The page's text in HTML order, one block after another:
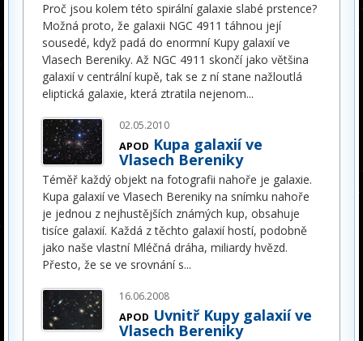
Proč jsou kolem této spirální galaxie slabé prstence?
Možná proto, že galaxii NGC 4911 táhnou její
sousedé, když padá do enormní Kupy galaxií ve
Vlasech Bereniky. Až NGC 4911 skončí jako většina
galaxií v centrální kupě, tak se z ní stane nažloutlá
eliptická galaxie, která ztratila nejenom...
02.05.2010
APOD Kupa galaxií ve
Vlasech Bereniky
Téměř každý objekt na fotografii nahoře je galaxie.
Kupa galaxií ve Vlasech Bereniky na snímku nahoře
je jednou z nejhustějších známých kup, obsahuje
tisíce galaxií. Každá z těchto galaxií hostí, podobně
jako naše vlastní Mléčná dráha, miliardy hvězd.
Přesto, že se ve srovnání s...
16.06.2008
APOD Uvnitř Kupy galaxií ve
Vlasech Bereniky